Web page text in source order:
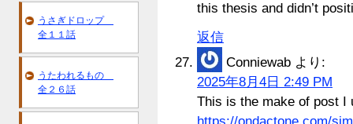
this thesis and didn’t
返信
Conniewab より:
2025年8月4日 2:49 PM
This is the make of post I
うさぎドロップ
全１１話
うたわれるもの
全２６話